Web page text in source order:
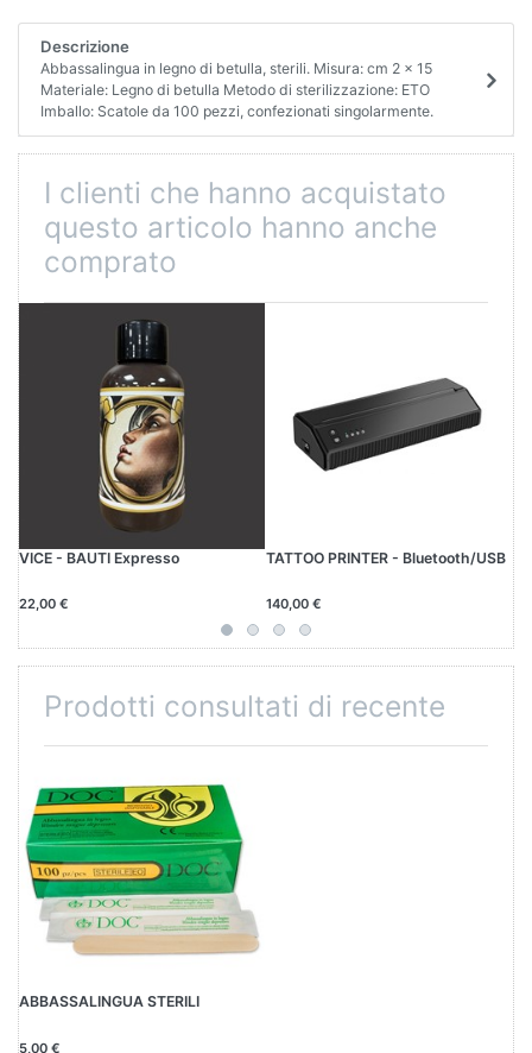
Descrizione
Abbassalingua in legno di betulla, sterili. Misura: cm 2 x 15
Materiale: Legno di betulla Metodo di sterilizzazione: ETO
Imballo: Scatole da 100 pezzi, confezionati singolarmente.
I clienti che hanno acquistato
questo articolo hanno anche
comprato
VICE - BAUTI Expresso
22,00 €
TATTOO PRINTER - Bluetooth/USB
140,00 €
Prodotti consultati di recente
ABBASSALINGUA STERILI
5,00 €